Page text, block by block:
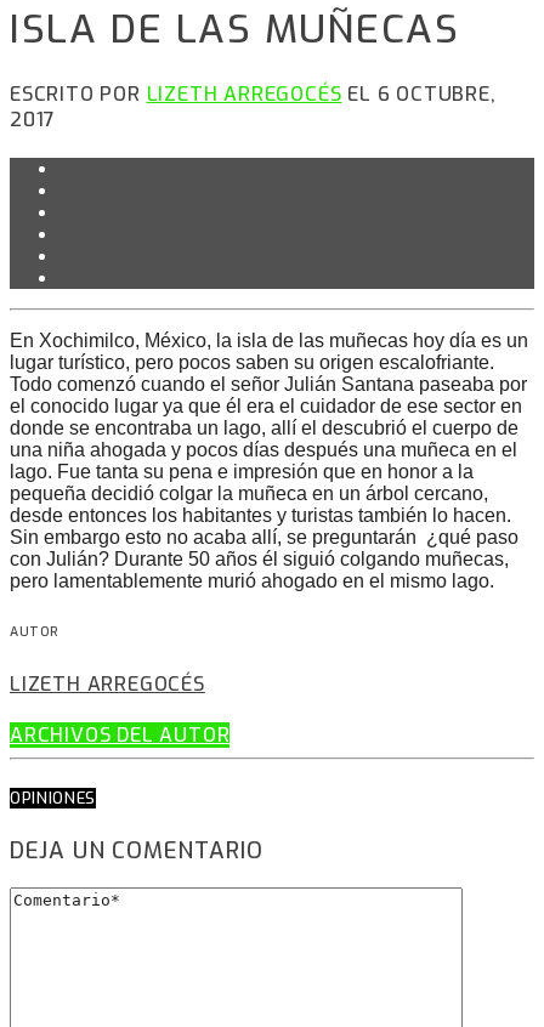
ISLA DE LAS MUÑECAS
ESCRITO POR LIZETH ARREGOCÉS EL 6 OCTUBRE,
2017
En Xochimilco, México, la isla de las muñecas hoy día es un
lugar turístico, pero pocos saben su origen escalofriante.
Todo comenzó cuando el señor Julián Santana paseaba por
el conocido lugar ya que él era el cuidador de ese sector en
donde se encontraba un lago, allí el descubrió el cuerpo de
una niña ahogada y pocos días después una muñeca en el
lago. Fue tanta su pena e impresión que en honor a la
pequeña decidió colgar la muñeca en un árbol cercano,
desde entonces los habitantes y turistas también lo hacen.
Sin embargo esto no acaba allí, se preguntarán ¿qué paso
con Julián? Durante 50 años él siguió colgando muñecas,
pero lamentablemente murió ahogado en el mismo lago.
AUTOR
LIZETH ARREGOCÉS
ARCHIVOS DEL AUTOR
OPINIONES
DEJA UN COMENTARIO